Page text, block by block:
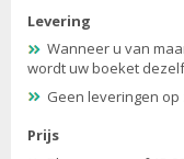
Levering
Wanneer u van
wordt uw boeket
Geen leveringen
Prijs